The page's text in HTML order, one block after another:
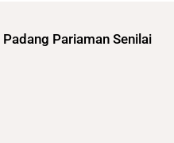
Pariaman Senilai